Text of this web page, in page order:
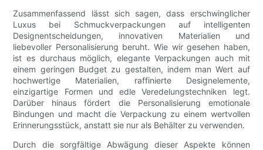
Zusammenfassend lässt sich sagen, dass erschwinglicher
Luxus bei Schmuckverpackungen auf intelligenten
Designentscheidungen, innovativen Materialien und
liebevoller Personalisierung beruht. Wie wir gesehen haben,
ist es durchaus möglich, elegante Verpackungen auch mit
einem geringen Budget zu gestalten, indem man Wert auf
hochwertige Materialien, raffinierte Designelemente,
einzigartige Formen und edle Veredelungstechniken legt.
Darüber hinaus fördert die Personalisierung emotionale
Bindungen und macht die Verpackung zu einem wertvollen
Erinnerungsstück, anstatt sie nur als Behälter zu verwenden.
Durch die sorgfältige Abwägung dieser Aspekte können